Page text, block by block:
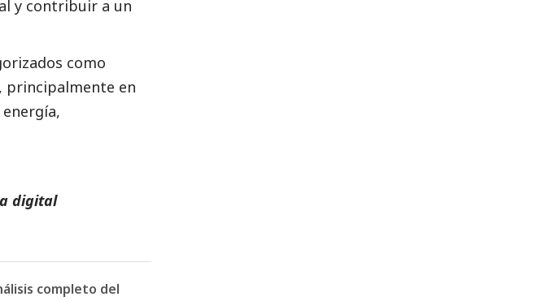
y contribuir a un
como
principalmente en
digital
completo del